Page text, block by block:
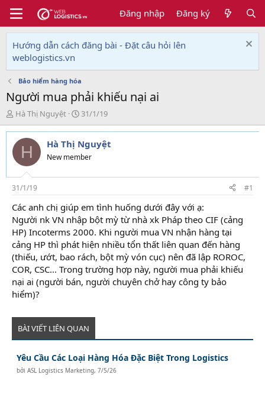
Đăng nhập Đăng ký
Hướng dẫn cách đăng bài - Đặt câu hỏi lên
weblogistics.vn
Bảo hiểm hàng hóa
Người mua phải khiếu nại ai
T
h
r
e
d
s
t
a
r
t
e
r
Hà Thị Nguyệt
N
g
à
y
g
i
31/1/19
H Hà Thị Nguyệt
New member
31/1/19 #1
Các anh chị giúp em tình huống dưới đây với ạ:
Người nk VN nhập bột mỳ từ nhà xk Pháp theo CIF (cảng
HP) Incoterms 2000. Khi người mua VN nhận hàng tại
cảng HP thì phát hiện nhiều tổn thất liên quan đến hàng
(thiếu, ướt, bao rách, bột mỳ vón cục) nên đã lập ROROC,
COR, CSC... Trong trường hợp này, người mua phải khiếu
nại ai (người bán, người chuyên chở hay công ty bảo
hiểm)?
BÀI VIẾT LIÊN QUAN
Yêu Cầu Các Loại Hàng Hóa Đặc Biệt Trong Logistics
bởiASL Logistics Marketing,7/5/26